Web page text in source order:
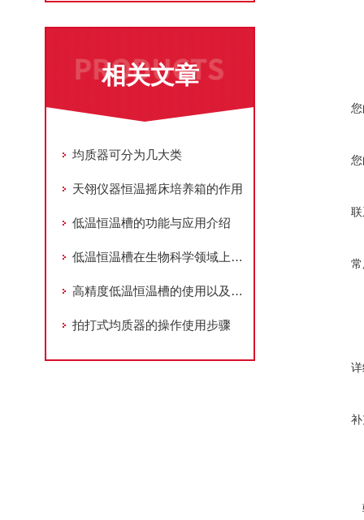
相关文章
均质器可分为几大类
天翎仪器恒温摇床培养箱的作用
低温恒温槽的功能与应用介绍
低温恒温槽在生物科学领域上的用途
高精度低温恒温槽的使用以及温度设定方法
拍打式均质器的操作使用步骤